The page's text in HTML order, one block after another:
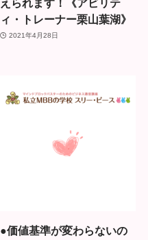
えられます！《アビリテ
ィ・トレーナー栗山葉湖》
2021年4月28日
●価値基準が変わらないの